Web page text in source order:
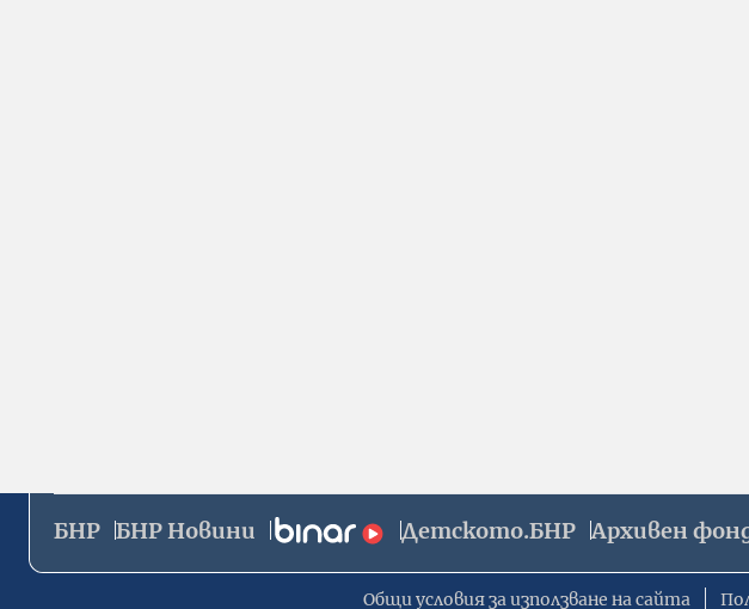
БНР БНР Новини Детското.БНР Архивен
Общи условия за използване на сайта